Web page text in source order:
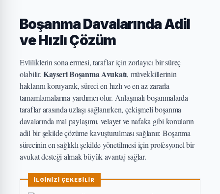
Boşanma Davalarında Adil
ve Hızlı Çözüm
Evliliklerin sona ermesi, taraflar için zorlayıcı bir süreç
olabilir.Kayseri Boşanma Avukatı, müvekkillerinin
haklarını koruyarak, süreci en hızlı ve en az zararla
tamamlamalarına yardımcı olur. Anlaşmalı boşanmalarda
taraflar arasında uzlaşı sağlanırken, çekişmeli boşanma
davalarında mal paylaşımı, velayet ve nafaka gibi konuların
adil bir şekilde çözüme kavuşturulması sağlanır. Boşanma
sürecinin en sağlıklı şekilde yönetilmesi için profesyonel bir
avukat desteği almak büyük avantaj sağlar.
İLGİNİZİ ÇEKEBİLİR